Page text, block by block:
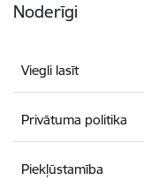
Noderīgi
Viegli lasīt
Privātuma politika
Piekļūstamība